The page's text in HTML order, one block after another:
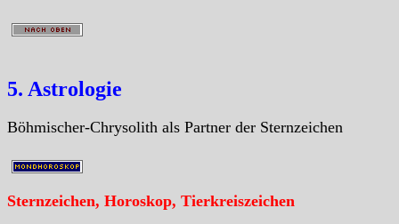
5. Astrologie
Böhmischer-Chrysolith als Partner der Sternzeichen
Sternzeichen, Horoskop, Tierkreiszeichen